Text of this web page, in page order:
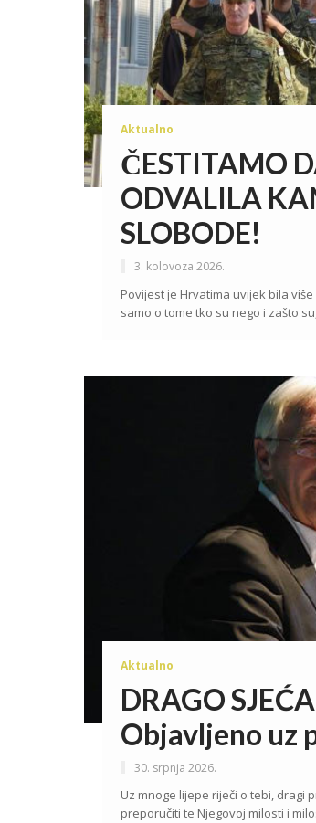
Aktualno
ČESTITAMO
ODVALILA
SLOBODE!
3. kolovoza 2026.
Povijest je Hrvatima uvijek bila
samo o tome tko su nego i zašto
Aktualno
DRAGO
Objavljeno uz
30. srpnja 2026.
Uz mnoge lijepe riječi o tebi, dragi
preporučiti te Njegovoj milosti i